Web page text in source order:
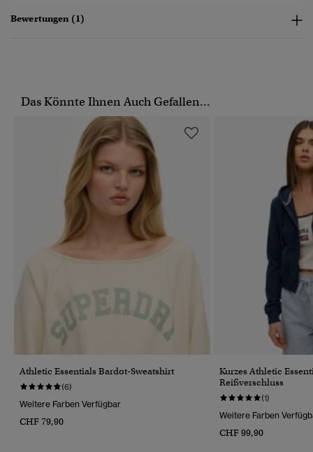
Bewertungen (1)
Das Könnte Ihnen Auch Gefallen...
Athletic Essentials Bardot-Sweatshirt
(6)
Weitere Farben Verfügbar
CHF 79,90
Kurzes Athletic
Reißverschluss
(1)
Weitere Farben
CHF 99,90